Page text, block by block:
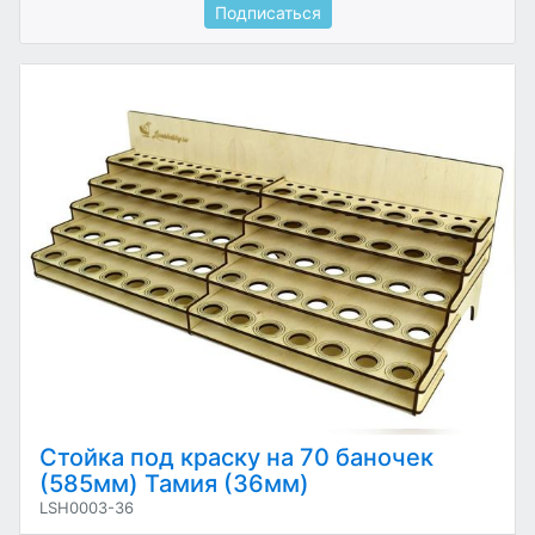
Подписаться
Стойка под краску на 70 баночек
(585мм) Тамия (36мм)
LSH0003-36